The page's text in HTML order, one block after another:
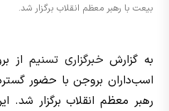
بیعت با رهبر معظم انقلاب برگزار شد.
به گزارش خبرگزاری تسنیم از
اسب‌داران بروجن با حضور
رهبر معظم انقلاب برگزار